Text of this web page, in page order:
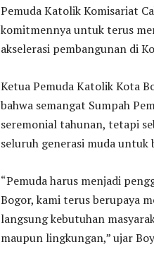
Pemuda Katolik Komisariat
komitmennya untuk terus
akselerasi pembangunan di
Ketua Pemuda Katolik Kota
bahwa semangat Sumpah
seremonial tahunan, tetapi
seluruh generasi muda
“Pemuda harus menjadi
Bogor, kami terus berupaya
langsung kebutuhan
maupun lingkungan,” ujar